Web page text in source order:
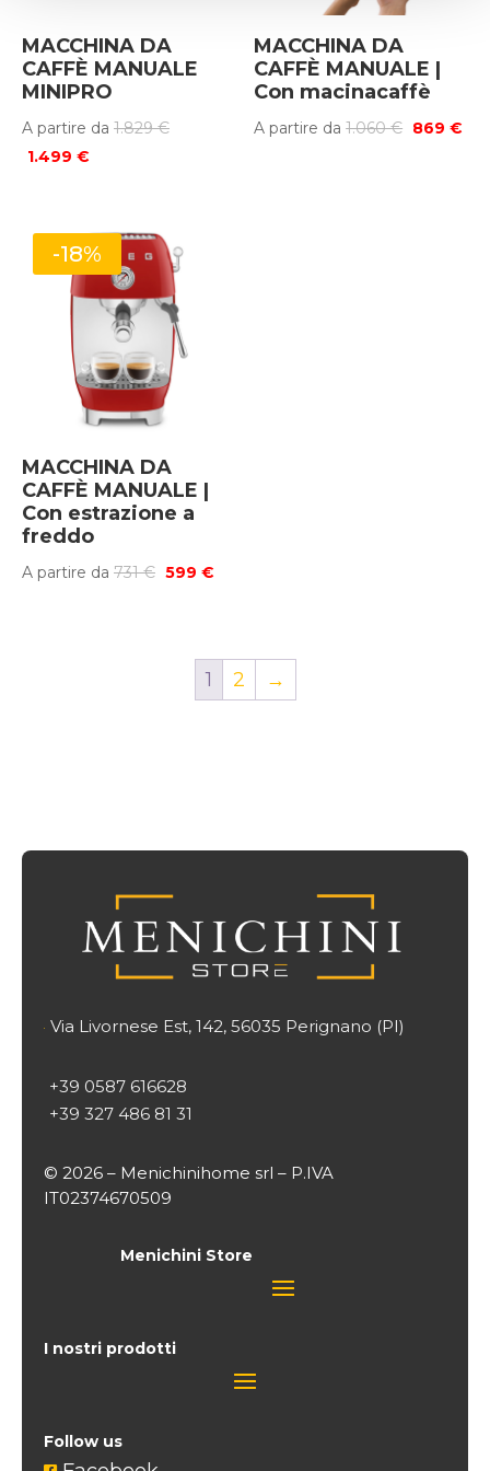
MACCHINA DA
CAFFÈ MANUALE
MINIPRO
A partire da 1.829€Il
1.499 €
1.499 €.
MACCHINA DA
CAFFÈ MANUALE |
Con macinacaffè
A partire da1.060€ Il869€
-18%
MACCHINA DA
CAFFÈ MANUALE |
Con estrazione a
freddo
A partire da 731€ Il599 €
è:
599 €.
1 2 →
Via Livornese Est, 142, 56035 Perignano (PI)
+39 0587 616628
+39 327 486 81 31
© 2026 – Menichinihome srl – P.IVA
IT02374670509
Menichini Store
I nostri prodotti
Follow us